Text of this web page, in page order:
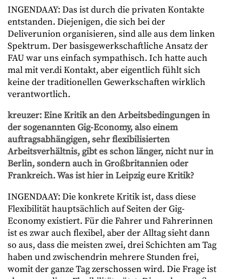
INGENDAAY: Das ist durch die privaten Kontakte
entstanden. Diejenigen, die sich bei der
Deliverunion organisieren, sind alle aus dem linken
Spektrum. Der basisgewerkschaftliche Ansatz der
FAU war uns einfach sympathisch. Ich hatte auch
mal mit ver.di Kontakt, aber eigentlich fühlt sich
keine der traditionellen Gewerkschaften wirklich
verantwortlich.
kreuzer: Eine Kritik an den Arbeitsbedingungen in
der sogenannten Gig-Economy, also einem
auftragsabhängigen, sehr flexibilisierten
Arbeitsverhältnis, gibt es schon länger, nicht nur in
Berlin, sondern auch in Großbritannien oder
Frankreich. Was ist hier in Leipzig eure Kritik?
INGENDAAY: Die konkrete Kritik ist, dass diese
Flexibilität hauptsächlich auf Seiten der Gig-
Economy existiert. Für die Fahrer und Fahrerinnen
ist es zwar auch flexibel, aber der Alltag sieht dann
so aus, dass die meisten zwei, drei Schichten am Tag
haben und zwischendrin mehrere Stunden frei,
womit der ganze Tag zerschossen wird. Die Frage ist